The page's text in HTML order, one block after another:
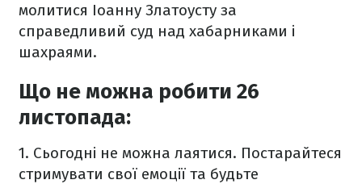
молитися Іоанну Златоусту за
справедливий суд над хабарниками і
шахраями.
Що не можна робити 26
листопада:
1. Сьогодні не можна лаятися. Постарайтеся
стримувати свої емоції та будьте